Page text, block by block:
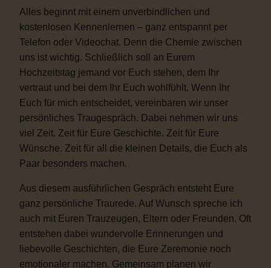
Alles beginnt mit einem unverbindlichen und
kostenlosen Kennenlernen – ganz entspannt per
Telefon oder Videochat. Denn die Chemie zwischen
uns ist wichtig. Schließlich soll an Eurem
Hochzeitstag jemand vor Euch stehen, dem Ihr
vertraut und bei dem Ihr Euch wohlfühlt. Wenn Ihr
Euch für mich entscheidet, vereinbaren wir unser
persönliches Traugespräch. Dabei nehmen wir uns
viel Zeit. Zeit für Eure Geschichte. Zeit für Eure
Wünsche. Zeit für all die kleinen Details, die Euch als
Paar besonders machen.
Aus diesem ausführlichen Gespräch entsteht Eure
ganz persönliche Traurede. Auf Wunsch spreche ich
auch mit Euren Trauzeugen, Eltern oder Freunden. Oft
entstehen dabei wundervolle Erinnerungen und
liebevolle Geschichten, die Eure Zeremonie noch
emotionaler machen. Gemeinsam planen wir